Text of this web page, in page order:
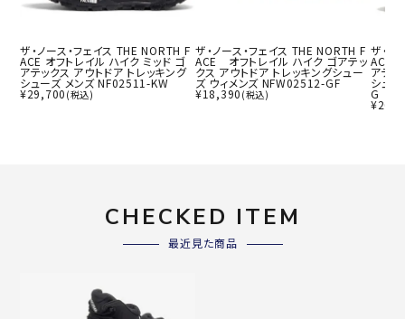
ザ・ノース・フェイス THE NORTH F
ACE オフトレイル ハイク ミッド ゴ
アテックス アウトドア トレッキング
シューズ メンズ NF02511-KW
¥29,700 (税込)
ザ・ノース・フェイス THE NORTH F
ACE オフトレイル ハイク ゴアテッ
クス アウトドア トレッキングシュー
ズ ウィメンズ NFW02512-GF
¥18,390(税込)
ザ・ノ
ACE
アテッ
シュ
G
¥
CHECKED ITEM
最近見た商品